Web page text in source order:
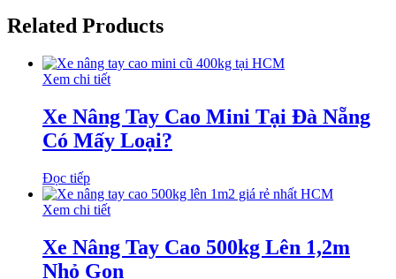
Related Products
Xem chi tiết
Xe Nâng Tay Cao Mini Tại Đà Nẵng
Có Mấy Loại?
Đọc tiếp
Xem chi tiết
Xe Nâng Tay Cao 500kg Lên 1,2m
Nhỏ Gọn